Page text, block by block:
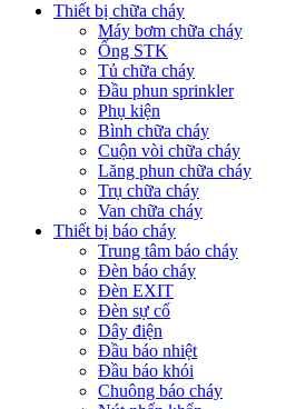
Thiết bị chữa cháy
Máy bơm chữa cháy
Ống STK
Tủ chữa cháy
Đầu phun sprinkler
Phụ kiện
Bình chữa cháy
Cuộn vòi chữa cháy
Lăng phun chữa cháy
Trụ chữa cháy
Van chữa cháy
Thiết bị báo cháy
Trung tâm báo cháy
Đèn báo cháy
Đèn EXIT
Đèn sự cố
Dây điện
Đầu báo nhiệt
Đầu báo khói
Chuông báo cháy